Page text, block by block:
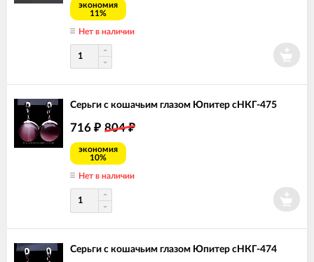
экономия
11%
Нет в наличии
Серьги с кошачьим глазом Юпитер сНКГ-475
716 ₽ 804₽
экономия
10%
Нет в наличии
Серьги с кошачьим глазом Юпитер сНКГ-474